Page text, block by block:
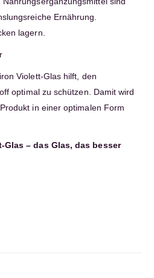
Ernährung.
lagern.
Violett-Glas hilft, den
optimal zu schützen. Damit wird
in einer optimalen Form
– das Glas, das besser